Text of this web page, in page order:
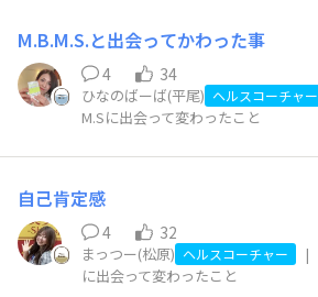
M.B.M.S.と出会ってかわった事
4 34
ひなのばーば(平尾) ヘルスコーチャー
M.Sに出会って変わったこと
自己肯定感
4 32
まっつー(松原) ヘルスコーチャー |
に出会って変わったこと